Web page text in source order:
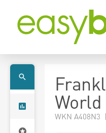
World
WKN A408N3